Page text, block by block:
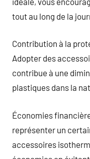
tout au long de la
Contribution à la
Adopter des
contribue à une
plastiques dans la
Économies
représenter un
accessoires